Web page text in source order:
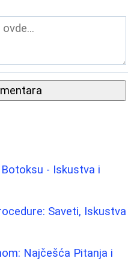
- Iskustva i
Saveti, Iskustva
Najčešća Pitanja i